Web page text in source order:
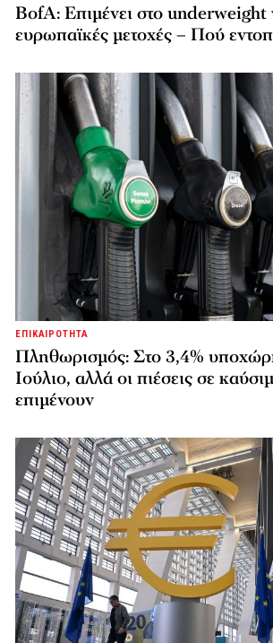
BofA: Επιμένει στο underweight
ευρωπαϊκές μετοχές – Πού
ΕΠΙΚΑΙΡΟΤΗΤΑ
Πληθωρισμός: Στο 3,4%
Ιούλιο, αλλά οι πιέσεις σε
επιμένουν